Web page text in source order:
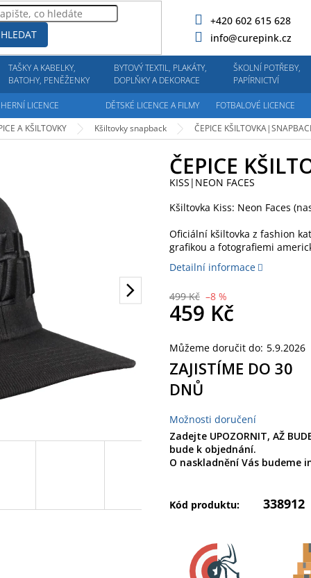
HLEDAT
+420 602 615 628
info@curepink.cz
TAŠKY A KABELKY,
BATOHY, PENĚŽENKY
BYTOVÝ TEXTIL, PLAKÁTY,
DOPLŇKY A DEKORACE
ŠKOLNÍ POTŘEBY,
PAPÍRNICTVÍ
HERNÍ LICENCE DĚTSKÉ LICENCE A FILMY
FOTBALOVÉ LICENCE
A KŠILTOVKY Kšiltovky snapback ČEPICE
ČEPICE
KISS|NEON FACES
Kšiltovka Kiss: Neon Faces
Oficiální kšiltovka z fashion
grafikou a fotografiemi
Detailní informace
499 Kč –8 %
459 Kč
cena:
Můžeme doručit do: 5.9.2026
ZAJISTÍME DO 30
DNŮ
Možnosti doručení
Zadejte UPOZORNIT, AŽ
bude k objednání.
O naskladnění Vás budeme
Kód produktu: 338912